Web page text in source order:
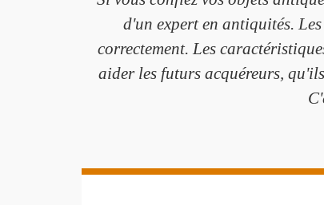
d'un expert en antiquités.
correctement. Les
aider les futurs acquéreurs,